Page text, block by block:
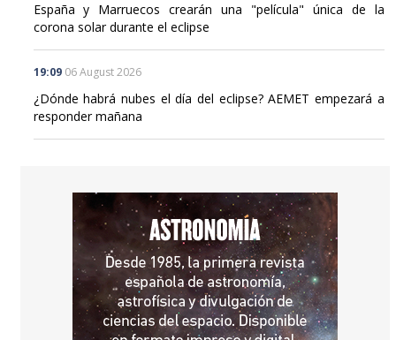
España y Marruecos crearán una "película" única de la
corona solar durante el eclipse
19:09 06 August 2026
¿Dónde habrá nubes el día del eclipse? AEMET empezará a
responder mañana